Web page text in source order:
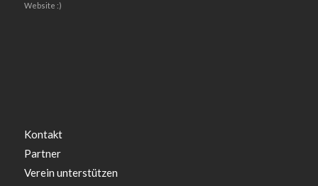
Website :)
Kontakt
Partner
Verein unterstützen